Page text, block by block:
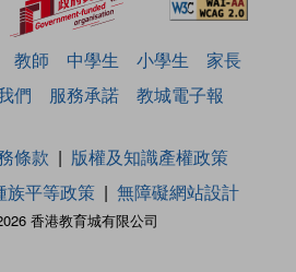
教師 中學生 小學生
家長
們 服務承諾 教城電子報
香港教育城有限公司
條款
版權及知識產權政策
族平等政策 無障礙網站設計